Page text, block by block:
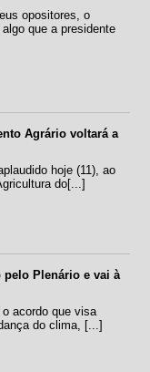
opositores, o
que a presidente
Agrário voltará a
hoje (11), ao
do[...]
Plenário e vai à
acordo que visa
do clima, [...]